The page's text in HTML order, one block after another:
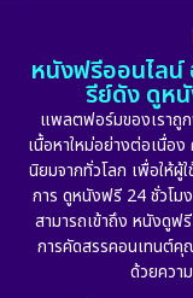
Detective สืบส
Detective สืบส
Disaster
Disney+
1974
หนังฟรีออนไลน์
รีย์ดัง ดูห
แพลตฟอร์มของเราถู
เนื้อหาใหม่อย่างต่อเนื่อ
นิยมจากทั่วโลก เพื่อให้ผู้
การ ดูหนังฟรี 24 ชั่วโม
สามารถเข้าถึง หนังดูฟ
การคัดสรรคอนเทนต์คุ
ด้วยควา